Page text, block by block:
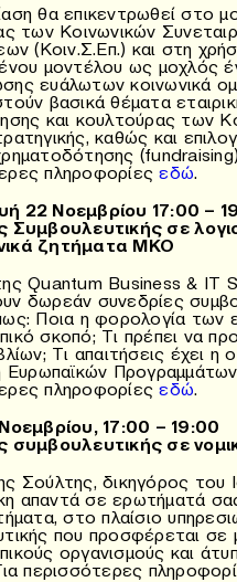
θα επικεντρωθεί στο
των Κοινωνικών
(Κοιν.Σ.Επ.) και στη
μοντέλου ως μοχλός
ευάλωτων κοινωνικά
βασικά θέματα
και κουλτούρας των
καθώς και
πληροφορίεςεδώ.
22 Νοεμβρίου 17:00 –
Συμβουλευτικής σε
ζητήματα ΜΚΟ
Quantum Business & IT
δωρεάν συνεδρίες
Ποια η φορολογία των
σκοπό; Τι πρέπει να
Τι απαιτήσεις έχει η
Ευρωπαϊκών
πληροφορίεςεδώ.
17:00 – 19:00
συμβουλευτικής σε
Σούλτης, δικηγόρος του
απαντά σε ερωτήματά
στο πλαίσιο
που προσφέρεται σε
οργανισμούς και
περισσότερες